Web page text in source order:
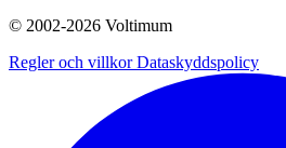
© 2002-2026 Voltimum
Regler och villkorDataskyddspolicy